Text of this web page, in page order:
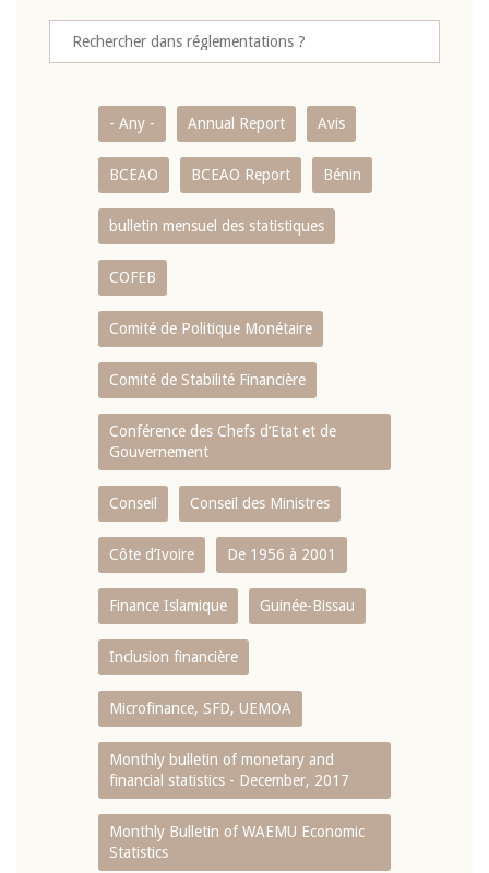
- Any - Annual Report Avis
BCEAO BCEAO Report Bénin
bulletin mensuel des statistiques
COFEB
Comité de Politique Monétaire
Comité de Stabilité Financière
Conférence des Chefs d’Etat et de
Gouvernement
Conseil Conseil des Ministres
Côte d’Ivoire De 1956 à 2001
Finance Islamique Guinée-Bissau
Inclusion financière
Microfinance, SFD, UEMOA
Monthly bulletin of monetary and
financial statistics - December, 2017
Monthly Bulletin of WAEMU Economic
Statistics